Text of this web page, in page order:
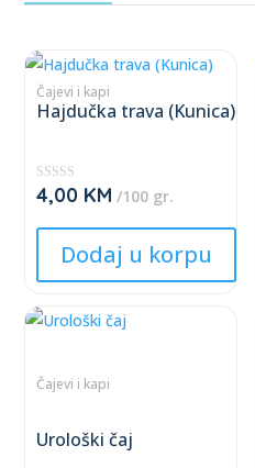
Čajevi i kapi
Hajdučka trava (Kunica)
★
★
★
4,00 KM /100 gr.
This
product
has
variants.
The
options
chosen
the
page
Dodaj u korpu
Čajevi i kapi
Urološki čaj
This
has
variants.